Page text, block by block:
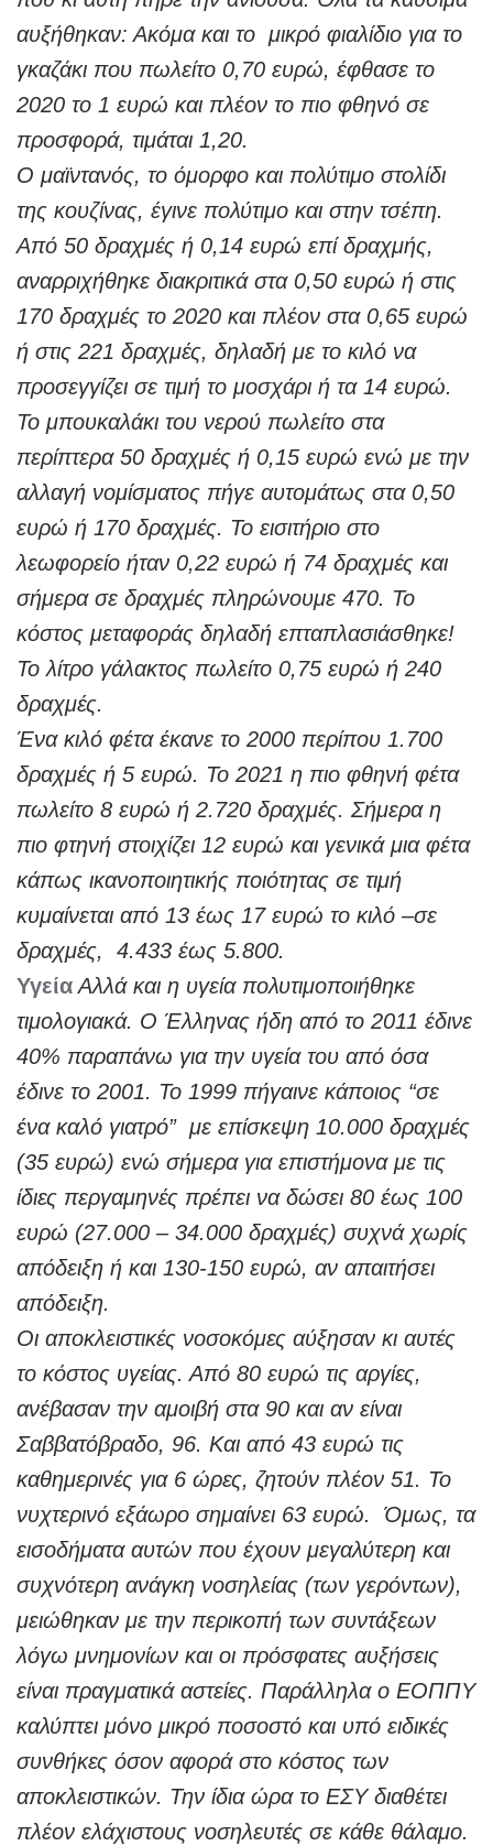
αυξήθηκαν: Ακόμα και το μικρό φιαλίδιο για το
γκαζάκι που πωλείτο 0,70 ευρώ, έφθασε το
2020 το 1 ευρώ και πλέον το πιο φθηνό σε
προσφορά, τιμάται 1,20.
Ο μαϊντανός, το όμορφο και πολύτιμο στολίδι
της κουζίνας, έγινε πολύτιμο και στην τσέπη.
Από 50 δραχμές ή 0,14 ευρώ επί δραχμής,
αναρριχήθηκε διακριτικά στα 0,50 ευρώ ή στις
170 δραχμές το 2020 και πλέον στα 0,65 ευρώ
ή στις 221 δραχμές, δηλαδή με το κιλό να
προσεγγίζει σε τιμή το μοσχάρι ή τα 14 ευρώ.
Το μπουκαλάκι του νερού πωλείτο στα
περίπτερα 50 δραχμές ή 0,15 ευρώ ενώ με την
αλλαγή νομίσματος πήγε αυτομάτως στα 0,50
ευρώ ή 170 δραχμές. Το εισιτήριο στο
λεωφορείο ήταν 0,22 ευρώ ή 74 δραχμές και
σήμερα σε δραχμές πληρώνουμε 470. Το
κόστος μεταφοράς δηλαδή επταπλασιάσθηκε!
Το λίτρο γάλακτος πωλείτο 0,75 ευρώ ή 240
δραχμές.
Ένα κιλό φέτα έκανε το 2000 περίπου 1.700
δραχμές ή 5 ευρώ. Το 2021 η πιο φθηνή φέτα
πωλείτο 8 ευρώ ή 2.720 δραχμές. Σήμερα η
πιο φτηνή στοιχίζει 12 ευρώ και γενικά μια φέτα
κάπως ικανοποιητικής ποιότητας σε τιμή
κυμαίνεται από 13 έως 17 ευρώ το κιλό –σε
δραχμές, 4.433 έως 5.800.
ΥγείαΑλλά και η υγεία πολυτιμοποιήθηκε
τιμολογιακά. Ο Έλληνας ήδη από το 2011 έδινε
40% παραπάνω για την υγεία του από όσα
έδινε το 2001. Το 1999 πήγαινε κάποιος “σε
ένα καλό γιατρό” με επίσκεψη 10.000 δραχμές
(35 ευρώ) ενώ σήμερα για επιστήμονα με τις
ίδιες περγαμηνές πρέπει να δώσει 80 έως 100
ευρώ (27.000 – 34.000 δραχμές) συχνά χωρίς
απόδειξη ή και 130-150 ευρώ, αν απαιτήσει
απόδειξη.
Οι αποκλειστικές νοσοκόμες αύξησαν κι αυτές
το κόστος υγείας. Από 80 ευρώ τις αργίες,
ανέβασαν την αμοιβή στα 90 και αν είναι
Σαββατόβραδο, 96. Και από 43 ευρώ τις
καθημερινές για 6 ώρες, ζητούν πλέον 51. Το
νυχτερινό εξάωρο σημαίνει 63 ευρώ. Όμως, τα
εισοδήματα αυτών που έχουν μεγαλύτερη και
συχνότερη ανάγκη νοσηλείας (των γερόντων),
μειώθηκαν με την περικοπή των συντάξεων
λόγω μνημονίων και οι πρόσφατες αυξήσεις
είναι πραγματικά αστείες. Παράλληλα ο ΕΟΠΠΥ
καλύπτει μόνο μικρό ποσοστό και υπό ειδικές
συνθήκες όσον αφορά στο κόστος των
αποκλειστικών. Την ίδια ώρα το ΕΣΥ διαθέτει
πλέον ελάχιστους νοσηλευτές σε κάθε θάλαμο.